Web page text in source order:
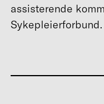
assisterende
Sykepleierforbund.